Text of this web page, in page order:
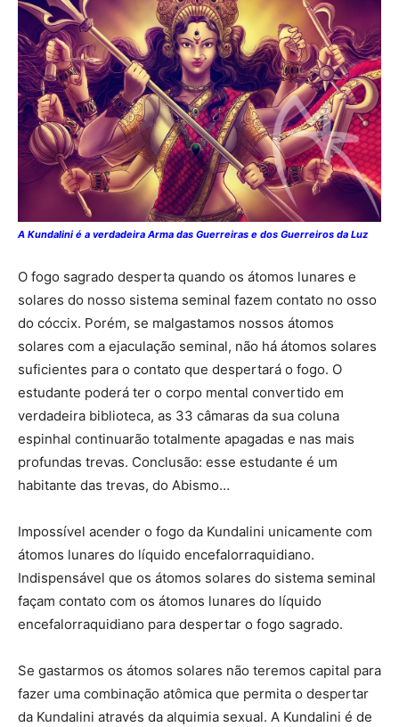
A Kundalini é a verdadeira Arma das Guerreiras e dos Guerreiros da Luz
O fogo sagrado desperta quando os átomos lunares e
solares do nosso sistema seminal fazem contato no osso
do cóccix. Porém, se malgastamos nossos átomos
solares com a ejaculação seminal, não há átomos solares
suficientes para o contato que despertará o fogo. O
estudante poderá ter o corpo mental convertido em
verdadeira biblioteca, as 33 câmaras da sua coluna
espinhal continuarão totalmente apagadas e nas mais
profundas trevas. Conclusão: esse estudante é um
habitante das trevas, do Abismo…
Impossível acender o fogo da Kundalini unicamente com
átomos lunares do líquido encefalorraquidiano.
Indispensável que os átomos solares do sistema seminal
façam contato com os átomos lunares do líquido
encefalorraquidiano para despertar o fogo sagrado.
Se gastarmos os átomos solares não teremos capital para
fazer uma combinação atômica que permita o despertar
da Kundalini através da alquimia sexual. A Kundalini é de